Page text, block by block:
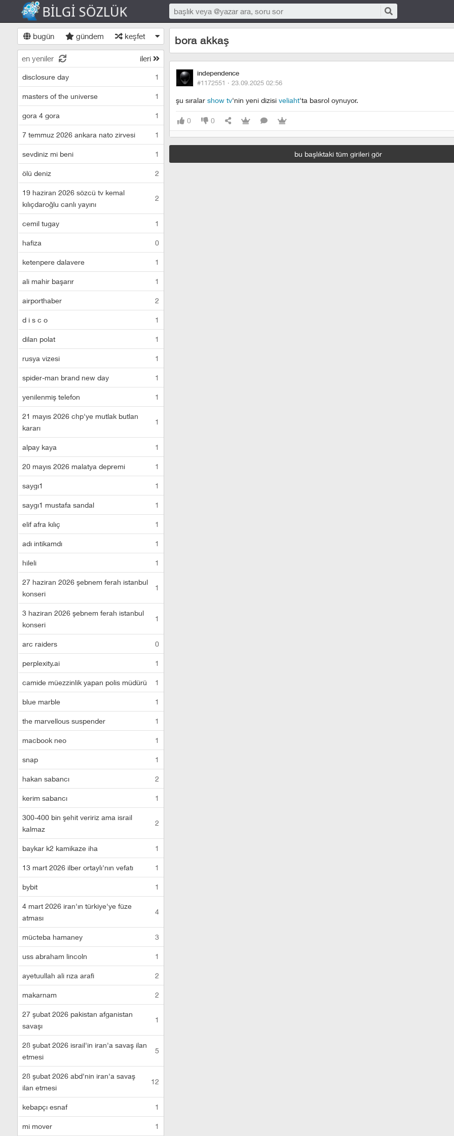
bugün gündem keşfet
en yeniler ileri
disclosure day 1
masters of the universe 1
gora 4 gora 1
7 temmuz 2026 ankara nato zirvesi 1
sevdiniz mi beni 1
ölü deniz 2
19 haziran 2026 sözcü tv kemal
kılıçdaroğlu canlı yayını
2
cemil tugay 1
hafiza 0
ketenpere dalavere 1
ali mahir başarır 1
airporthaber 2
d i s c o 1
dilan polat 1
rusya vizesi 1
spider-man brand new day 1
yenilenmiş telefon 1
21 mayıs 2026 chp'ye mutlak butlan
kararı
1
alpay kaya 1
20 mayıs 2026 malatya depremi 1
saygı1 1
saygı1 mustafa sandal 1
elif afra kılıç 1
adı intikamdı 1
hileli 1
27 haziran 2026 şebnem ferah istanbul
konseri
1
3 haziran 2026 şebnem ferah istanbul
konseri
1
arc raiders 0
perplexity.ai 1
camide müezzinlik yapan polis müdürü 1
blue marble 1
the marvellous suspender 1
macbook neo 1
snap 1
hakan sabancı 2
kerim sabancı 1
300-400 bin şehit veririz ama israil
kalmaz
2
baykar k2 kamikaze iha 1
13 mart 2026 ilber ortaylı'nın vefatı 1
bybit 1
4 mart 2026 iran'ın türkiye'ye füze
atması
4
mücteba hamaney 3
uss abraham lincoln 1
ayetuullah ali rıza arafi 2
makarnam 2
27 şubat 2026 pakistan afganistan
savaşı
1
28 şubat 2026 israil'in iran'a savaş ilan
etmesi
5
28 şubat 2026 abd'nin iran'a savaş
ilan etmesi
12
kebapçı esnaf 1
mi mover 1
bora akkaş
independence
#1172551 · 23.09.2025 02:56
şu sıralar show tv'nin yeni dizisi veliaht'ta basrol oynuyor.
0 0
bu başlıktaki tüm girileri gör